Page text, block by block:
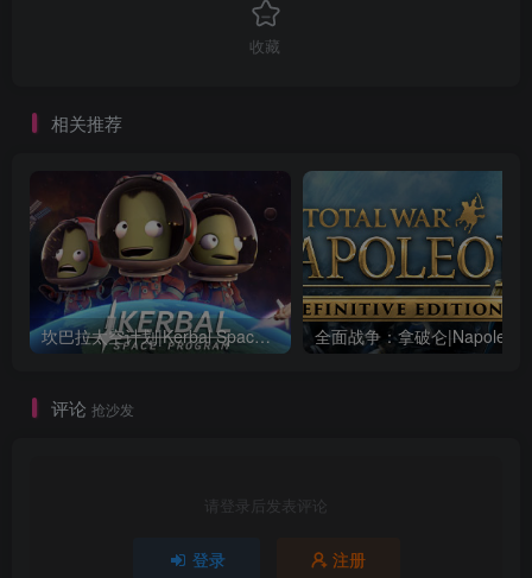
收藏
相关推荐
坎巴拉太空计划|Kerbal Space Program|1.12.5.3190|整合全DLC
评论 抢沙发
请登录后发表评论
登录 注册